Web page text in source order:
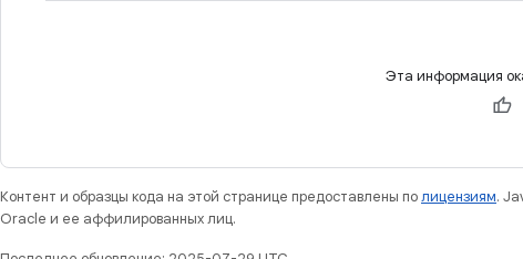
Эта информация
Контент и образцы кода на этой странице предоставлены полицензиям.
Oracle и ее аффилированных лиц.